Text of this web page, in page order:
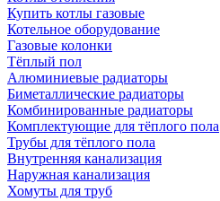
Купить котлы газовые
Котельное оборудование
Газовые колонки
Тёплый пол
Алюминиевые радиаторы
Биметаллические радиаторы
Комбинированные радиаторы
Комплектующие для тёплого пола
Трубы для тёплого пола
Внутренняя канализация
Наружная канализация
Хомуты для труб